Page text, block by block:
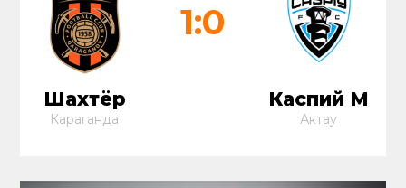
Шахтёр
Караганда
1:0
Каспий М
Актау